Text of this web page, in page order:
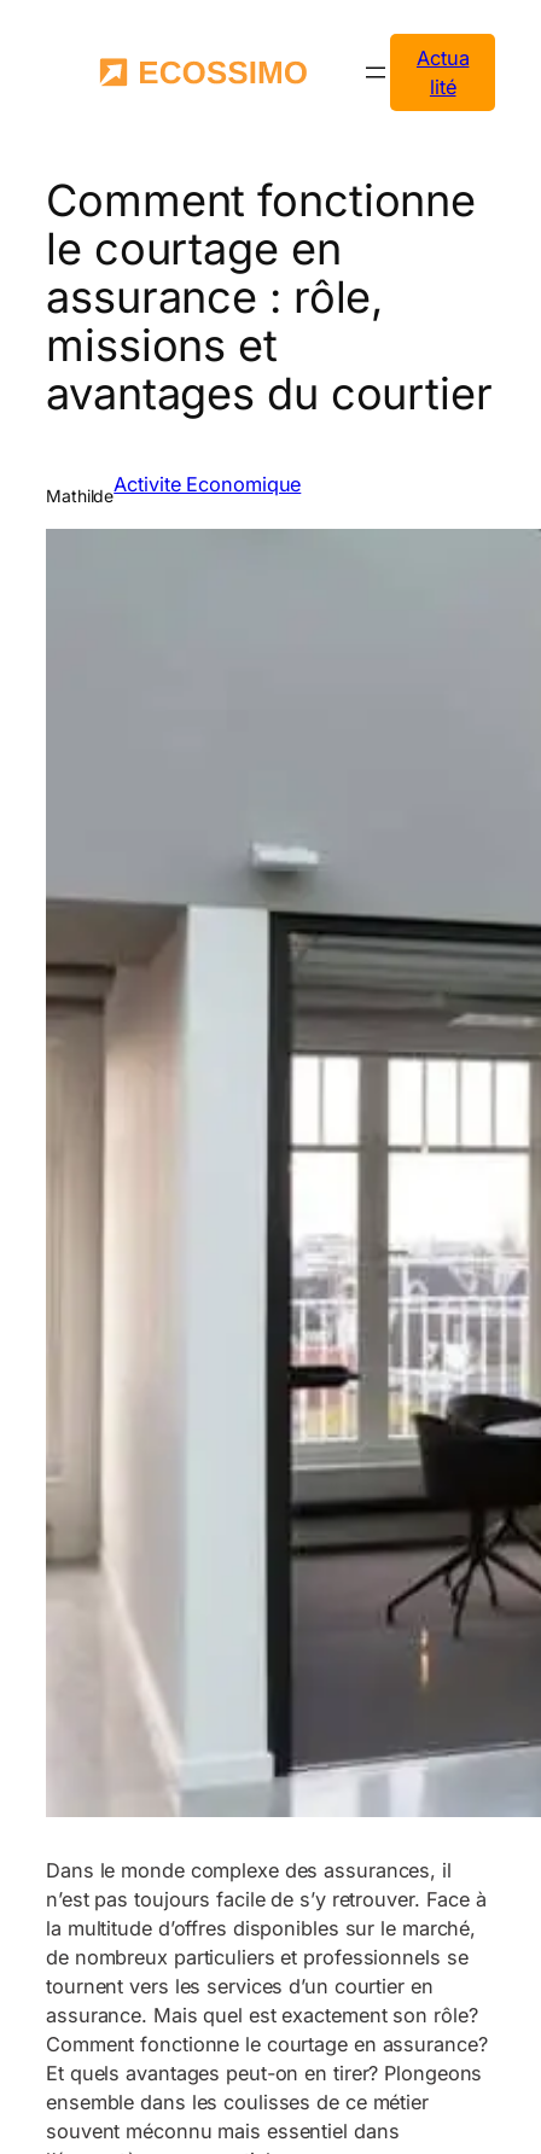
Actua
lité
Comment fonctionne
le courtage en
assurance : rôle,
missions et
avantages du courtier
MathildeActivite Economique
Dans le monde complexe des assurances, il
n’est pas toujours facile de s’y retrouver. Face à
la multitude d’offres disponibles sur le marché,
de nombreux particuliers et professionnels se
tournent vers les services d’un courtier en
assurance. Mais quel est exactement son rôle?
Comment fonctionne le courtage en assurance?
Et quels avantages peut-on en tirer? Plongeons
ensemble dans les coulisses de ce métier
souvent méconnu mais essentiel dans